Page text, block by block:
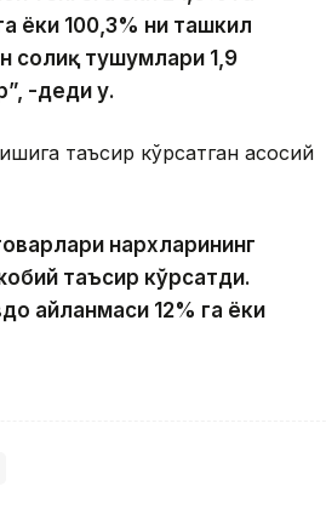
ёки 100,3% ни ташкил
солиқ тушумлари 1,9
-деди у.
таъсир кўрсатган асосий
нархларининг
таъсир кўрсатди.
айланмаси 12% га ёки